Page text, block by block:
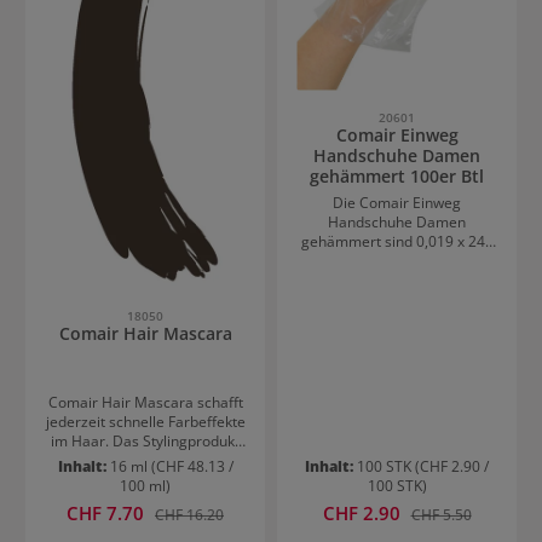
befüllen, einfach zu
kontrollieren ? Perfekt
dosierbar – Sauberes und
ohne Verschwendung Ob für
präzise Strähnen,
gleichmäßige Farbverläufe
oder Dauerwellen – mit den
Comair Auftrageflaschen
arbeiten Sie effizient und
hygienisch.
18050
Comair Hair Mascara
Comair Hair Mascara schafft
jederzeit schnelle Farbeffekte
im Haar. Das Stylingprodukt
für faszinierende Highlights
ist in vielen unterschiedlichen
Nuancen erhältlich. Comair
Hair Mascara kann auf alle
Inhalt: 16 ml (CHF 48.13 /
100 ml)
Verkaufspreis:
CHF 7.70 Regulärer Preis:
CHF 16.20
20601
Comair Einweg
Handschuhe Damen
gehämmert 100er Btl
Die Comair Einweg
Handschuhe Damen
gehämmert sind 0,019 x 245
und linke Hand
gleichermaßen geeignet.
Inhalt: 100 STK(CHF 2.90 /
100 STK)
Verkaufspreis:
CHF 2.90 Regulärer Preis:
CHF 5.50